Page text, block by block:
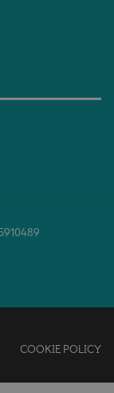
COOKIE POLICY